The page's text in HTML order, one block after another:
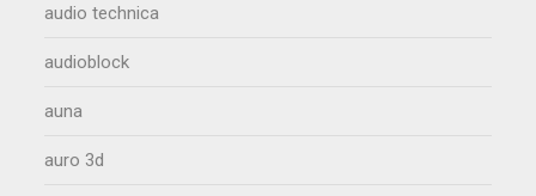
audio technica
audioblock
auna
auro 3d